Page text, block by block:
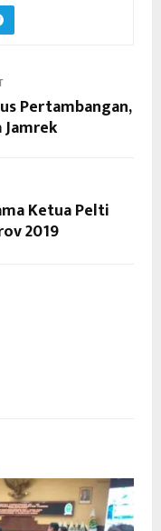
Pertambangan,
Jamrek
Ketua Pelti
2019